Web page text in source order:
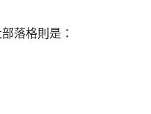
落格則是：